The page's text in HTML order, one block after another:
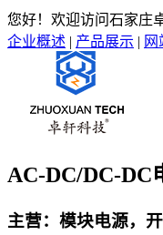
您好！欢迎访问石家庄
企业概述 | 产品展示 | 网
AC-DC/DC-DC
主营：模块电源，